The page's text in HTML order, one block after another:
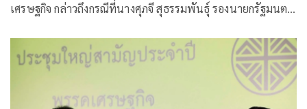
เศรษฐกิจ กล่าวถึงกรณีที่นางศุภจี สุธรรมพันธุ์ รองนายกรัฐมนตรี
อินฟลูเอนเซอร์ ก่อนที่จะมีการไลฟ์สดขายทุเรียน ว่า สิ่งที่นางศุภ
จี ทำ อาจไม่ได้แก้ไขเรื่องที่เป็นผลประโยชน์ เรื่องที่เป็นหัวใจ
โครงสร้างปัญหาทุเรียนในปัจจุบัน จนตอนนี้โซเชียลฯได้ถล่ม
รมว.พาณิชย์จำนวนมาก และขอเรียกร้องให้นางศุภจี ลาออกจาก